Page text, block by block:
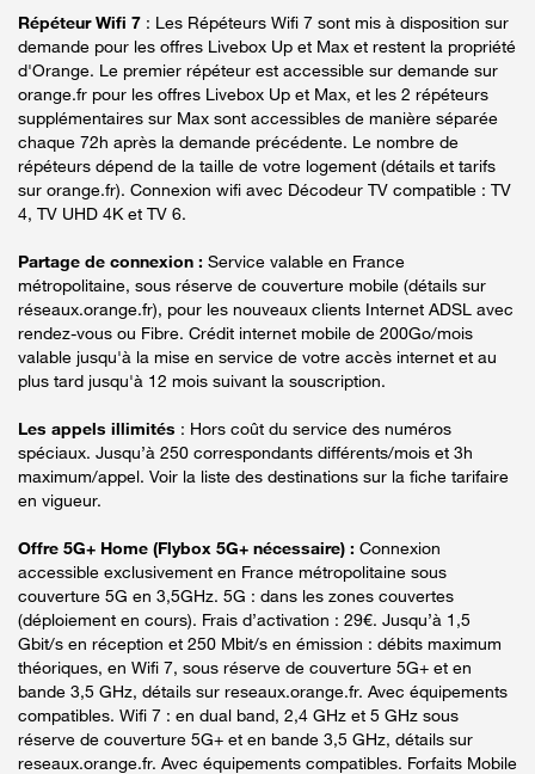
Répéteur Wifi 7 : Les Répéteurs Wifi 7 sont mis à disposition sur
demande pour les offres Livebox Up et Max et restent la propriété
d'Orange. Le premier répéteur est accessible sur demande sur
orange.fr pour les offres Livebox Up et Max, et les 2 répéteurs
supplémentaires sur Max sont accessibles de manière séparée
chaque 72h après la demande précédente. Le nombre de
répéteurs dépend de la taille de votre logement (détails et tarifs
sur orange.fr). Connexion wifi avec Décodeur TV compatible : TV
4, TV UHD 4K et TV 6.
Partage de connexion : Service valable en France
métropolitaine, sous réserve de couverture mobile (détails sur
réseaux.orange.fr), pour les nouveaux clients Internet ADSL avec
rendez-vous ou Fibre. Crédit internet mobile de 200Go/mois
valable jusqu'à la mise en service de votre accès internet et au
plus tard jusqu'à 12 mois suivant la souscription.
Les appels illimités : Hors coût du service des numéros
spéciaux. Jusqu’à 250 correspondants différents/mois et 3h
maximum/appel. Voir la liste des destinations sur la fiche tarifaire
en vigueur.
Offre 5G+ Home (Flybox 5G+ nécessaire) : Connexion
accessible exclusivement en France métropolitaine sous
couverture 5G en 3,5GHz. 5G : dans les zones couvertes
(déploiement en cours). Frais d’activation : 29€. Jusqu’à 1,5
Gbit/s en réception et 250 Mbit/s en émission : débits maximum
théoriques, en Wifi 7, sous réserve de couverture 5G+ et en
bande 3,5 GHz, détails sur reseaux.orange.fr. Avec équipements
compatibles. Wifi 7 : en dual band, 2,4 GHz et 5 GHz sous
réserve de couverture 5G+ et en bande 3,5 GHz, détails sur
reseaux.orange.fr. Avec équipements compatibles. Forfaits Mobile